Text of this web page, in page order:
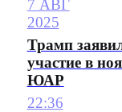
7 АВГ
2025
Трамп
участие в
ЮАР
22:36